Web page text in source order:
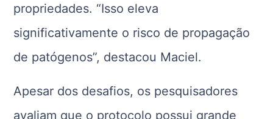
propriedades. “Isso eleva
significativamente o risco de propagação
de patógenos”, destacou Maciel.
Apesar dos desafios, os pesquisadores
avaliam que o protocolo possui grande